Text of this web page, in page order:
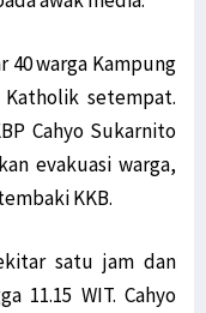
40 warga Kampung
Katholik setempat.
Cahyo Sukarnito
evakuasi warga,
KKB.
satu jam dan
11.15 WIT. Cahyo